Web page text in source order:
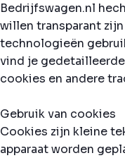
Bedrijfswagen.nl
willen transparant
technologieën
vind je
cookies en andere
Gebruik van cookies
Cookies zijn kleine
apparaat worden